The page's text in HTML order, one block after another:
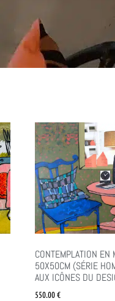
CONTEMPLATION EN
50X50CM (SÉRIE
AUX ICÔNES DU
550.00€